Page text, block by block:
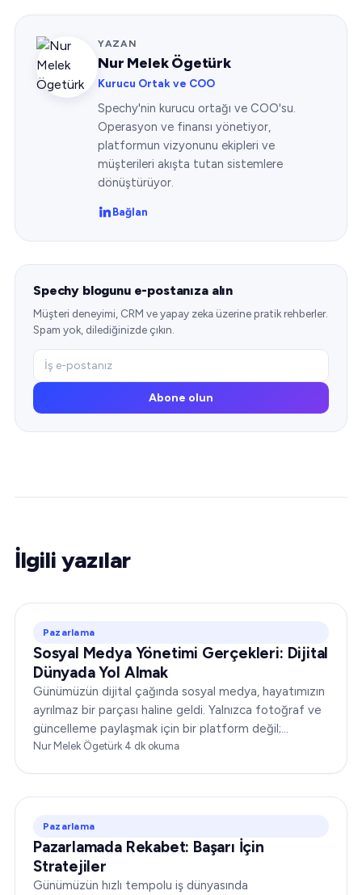
YAZAN
Nur Melek Ögetürk
Kurucu Ortak ve COO
Spechy'nin kurucu ortağı ve COO'su.
Operasyon ve finansı yönetiyor,
platformun vizyonunu ekipleri ve
müşterileri akışta tutan sistemlere
dönüştürüyor.
Bağlan
Spechy blogunu e-postanıza alın
Müşteri deneyimi, CRM ve yapay zeka üzerine pratik rehberler.
Spam yok, dilediğinizde çıkın.
Abone olun
İlgili yazılar
Pazarlama
Sosyal Medya Yönetimi Gerçekleri: Dijital
Dünyada Yol Almak
Günümüzün dijital çağında sosyal medya, hayatımızın
ayrılmaz bir parçası haline geldi. Yalnızca fotoğraf ve
güncelleme paylaşmak için bir platform değil;
işletmelerin kitleleriyle bağ kurması için güçlü bir
Nur Melek Ögetürk·4 dk okuma
Pazarlama
Pazarlamada Rekabet: Başarı İçin
Stratejiler
Günümüzün hızlı tempolu iş dünyasında